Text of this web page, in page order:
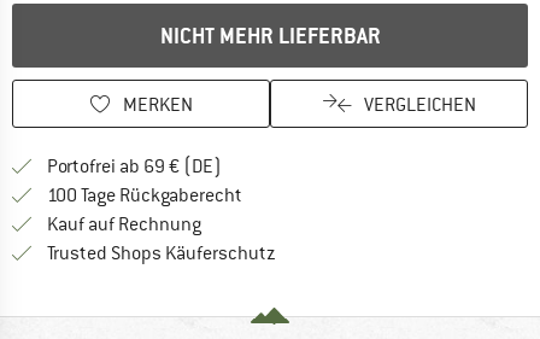
NICHT MEHR LIEFERBAR
MERKEN VERGLEICHEN
Portofrei ab 69 € (DE)
100 Tage Rückgaberecht
Kauf auf RechnungFinde die Zahlungs-Infos hier! Öffnet
Trusted Shops Käuferschutz